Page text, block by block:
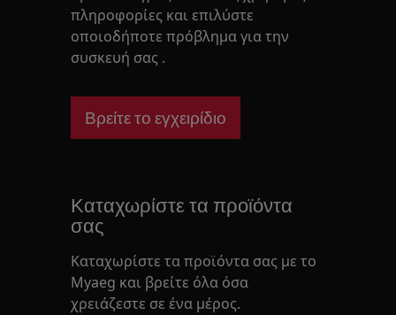
πληροφορίες και επιλύστε
οποιοδήποτε πρόβλημα για την
συσκευή σας .
Βρείτε το εγχειρίδιο
Καταχωρίστε τα προϊόντα
σας
Καταχωρίστε τα προϊόντα σας με το
Myaeg και βρείτε όλα όσα
χρειάζεστε σε ένα μέρος.